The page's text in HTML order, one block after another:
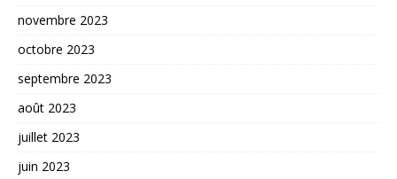
novembre 2023
octobre 2023
septembre 2023
août 2023
juillet 2023
juin 2023